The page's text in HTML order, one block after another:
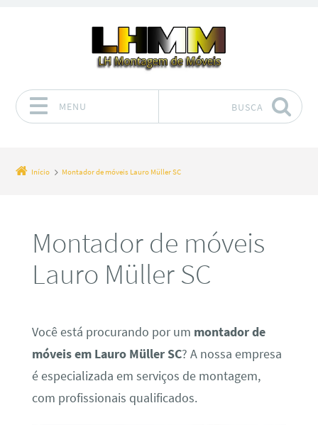
MENU BUSCA
Início Montador de móveis Lauro Müller SC
Montador de móveis
Lauro Müller SC
Você está procurando por um montador de
móveis em Lauro Müller SC? A nossa empresa
é especializada em serviços de montagem,
com profissionais qualificados.